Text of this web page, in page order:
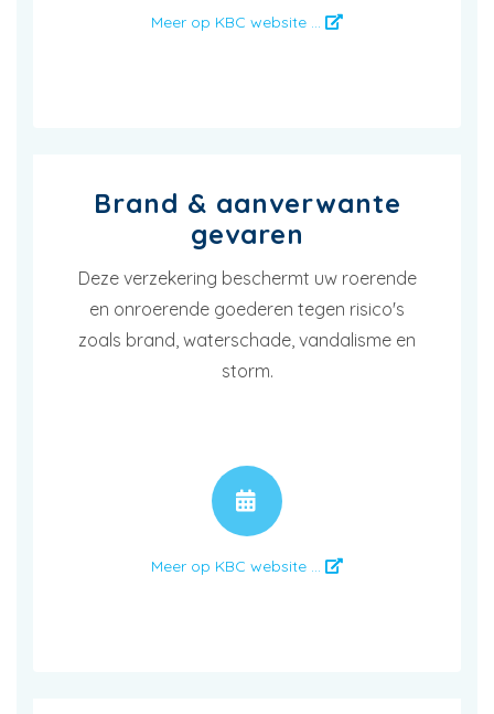
Meer op KBC website ...
Brand & aanverwante
gevaren
Deze verzekering beschermt uw roerende
en onroerende goederen tegen risico's
zoals brand, waterschade, vandalisme en
storm.
Meer op KBC website ...